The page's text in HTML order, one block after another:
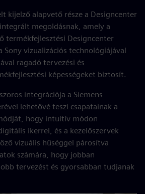
kijelző alapvető része a Designcenter
megoldásnak, amely a
termékfejlesztési Designcenter
Sony vizualizációs technológiájával
ragadó tervezési és
képességeket biztosít.
integrációja a Siemens
lehetővé teszi csapatainak a
hogy intuitív módon
ikerrel, és a kezelőszervek
vizuális hűséggel párosítva
számára, hogy jobban
tervezést és gyorsabban tudjanak